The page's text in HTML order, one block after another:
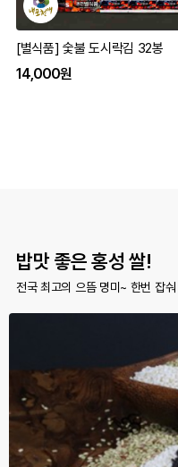
[별식품] 숯불 도시락김 32봉
14,000원
밥맛 좋은 홍성 쌀!
전국 최고의 으뜸 명미~ 한번 잡